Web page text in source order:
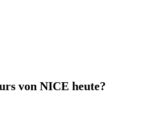
von NICE heute?